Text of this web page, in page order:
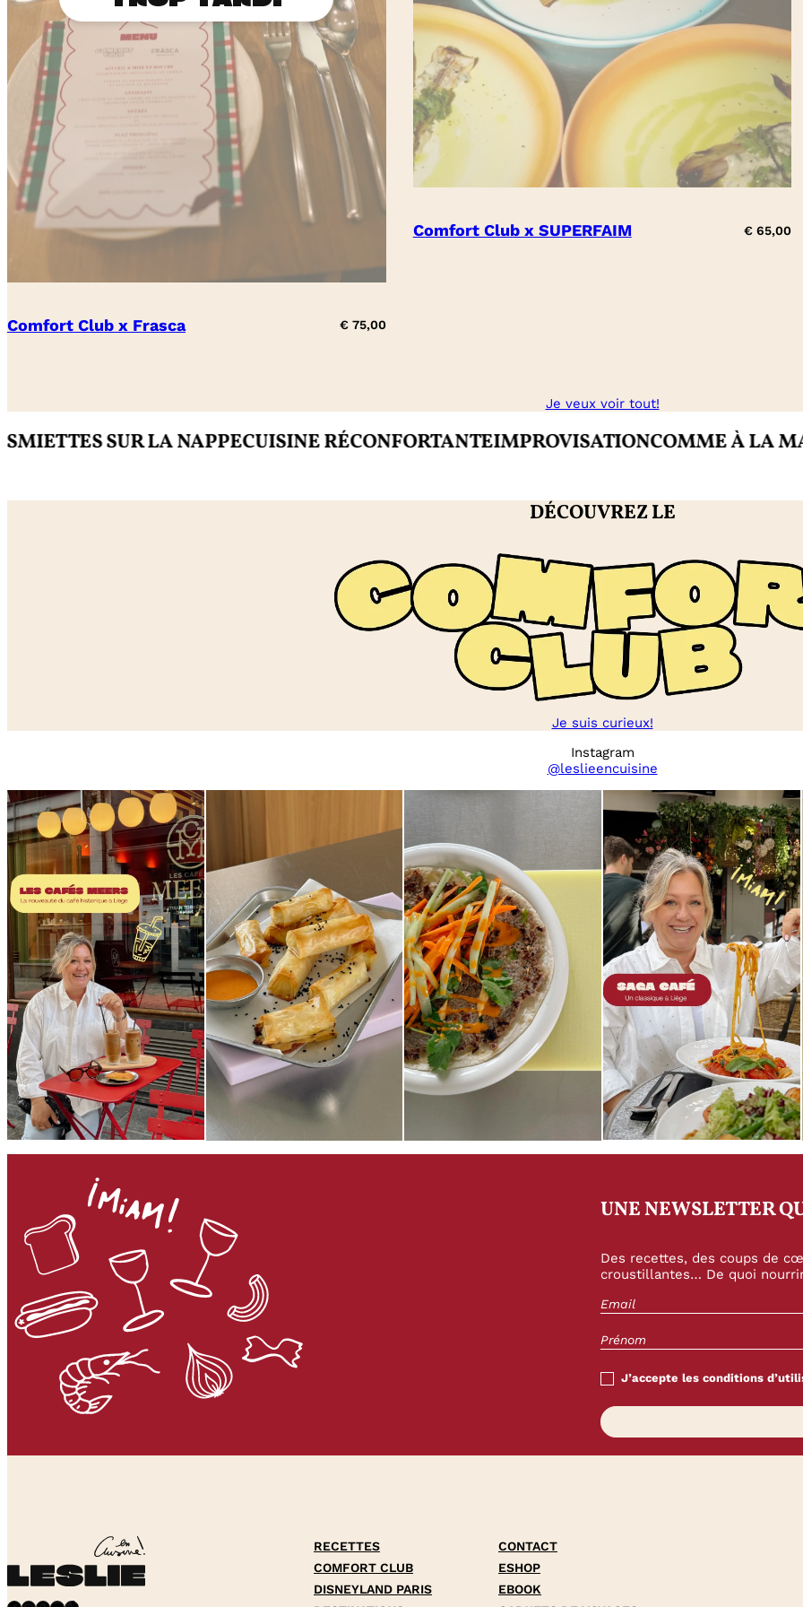
Comfort Club x Frasca €75,00
Comfort Club x SUPERFAIM € 65,00
Je veux voir tout!
SUR LA NAPPECUISINE RÉCONFORTANTEIMPROVISATIONCOMME À LA MAISON
DÉCOUVREZ LE
Je suis curieux!
Instagram
@leslieencuisine
UNE NEWSLETTER
Des recettes, des coups de
croustillantes… De quoi
J’accepte les conditions
RECETTES
COMFORT CLUB
DISNEYLAND PARIS
CONTACT
ESHOP
EBOOK